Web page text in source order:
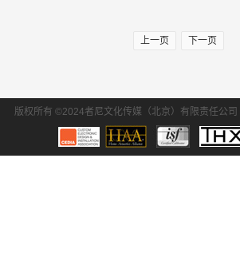
上一页 下一页
版权所有 ©2024者尼文化传媒（北京）有限责任公司